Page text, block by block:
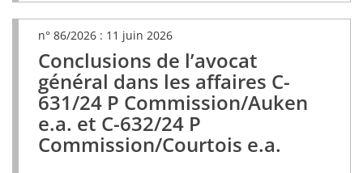
n° 86/2026 : 11 juin 2026
Conclusions de l’avocat
général dans les affaires C-
631/24 P Commission/Auken
e.a. et C-632/24 P
Commission/Courtois e.a.
(document
PDF,
s’ouvrira
dans
un
nouvel
onglet)